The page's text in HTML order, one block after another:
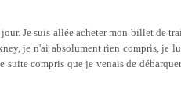
Je suis allée acheter mon billet de
je n'ai absolument rien compris, je
suite compris que je venais de